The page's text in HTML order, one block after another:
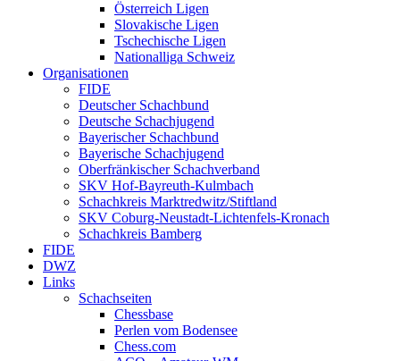
Österreich Ligen
Slovakische Ligen
Tschechische Ligen
Nationalliga Schweiz
Organisationen
FIDE
Deutscher Schachbund
Deutsche Schachjugend
Bayerischer Schachbund
Bayerische Schachjugend
Oberfränkischer Schachverband
SKV Hof-Bayreuth-Kulmbach
Schachkreis Marktredwitz/Stiftland
SKV Coburg-Neustadt-Lichtenfels-Kronach
Schachkreis Bamberg
FIDE
DWZ
Links
Schachseiten
Chessbase
Perlen vom Bodensee
Chess.com